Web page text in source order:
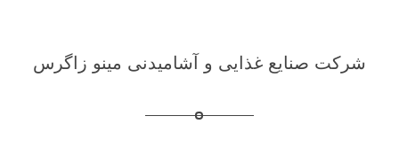
شرکت صنایع غذایی و آشامیدنی مینو زاگرس